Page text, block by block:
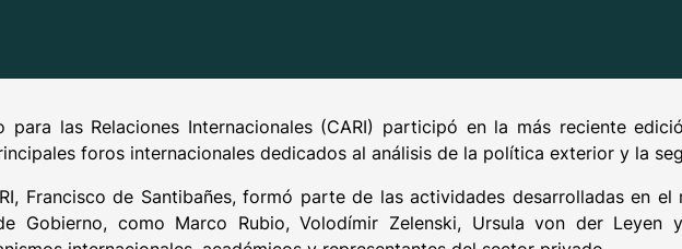
para las Relaciones Internacionales (CARI) participó en la más reciente
foros internacionales dedicados al análisis de la política exterior y la
Francisco de Santibañes, formó parte de las actividades desarrolladas en
Gobierno, como Marco Rubio, Volodímir Zelenski, Ursula von der Leyen